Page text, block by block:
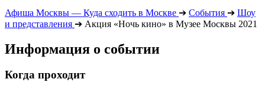
Афиша Москвы — Куда сходить в Москве ➔ События ➔ Шоу
и представления ➔ Акция «Ночь кино» в Музее Москвы 2021
Информация о событии
Когда проходит